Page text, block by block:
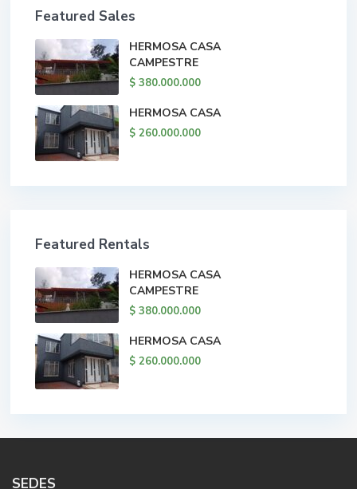
Featured Sales
HERMOSA CASA
CAMPESTRE
$ 380.000.000
HERMOSA CASA
$ 260.000.000
Featured Rentals
HERMOSA CASA
CAMPESTRE
$ 380.000.000
HERMOSA CASA
$ 260.000.000
SEDES